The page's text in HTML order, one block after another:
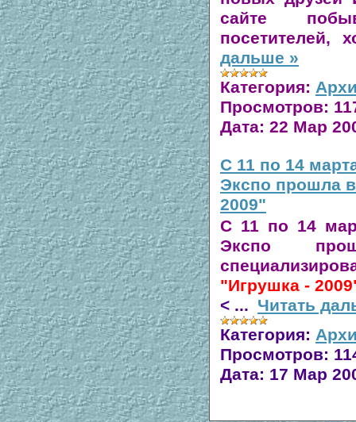
сайте
посетителей,
дальше »
Категория:
Просмотров:
Дата: 22 Мар
С 11 по 14
Экспо прошла
2009"
С 11 по 14
Экспо
"Игрушка -
< ... Читать
Категория:
Просмотров:
Дата: 17 Мар